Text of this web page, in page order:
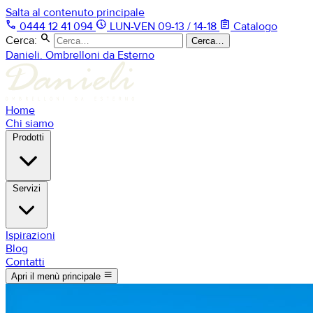
Salta al contenuto principale
phone 0444 12 41 094 nest_clock_farsight_analog LUN-VEN 09-13 / 14-18 assignment Catalogo
Cerca: search Cerca…
Danieli. Ombrelloni da Esterno
Home
Chi siamo
Prodotti
Servizi
Ispirazioni
Blog
Contatti
Apri il menù principale menu